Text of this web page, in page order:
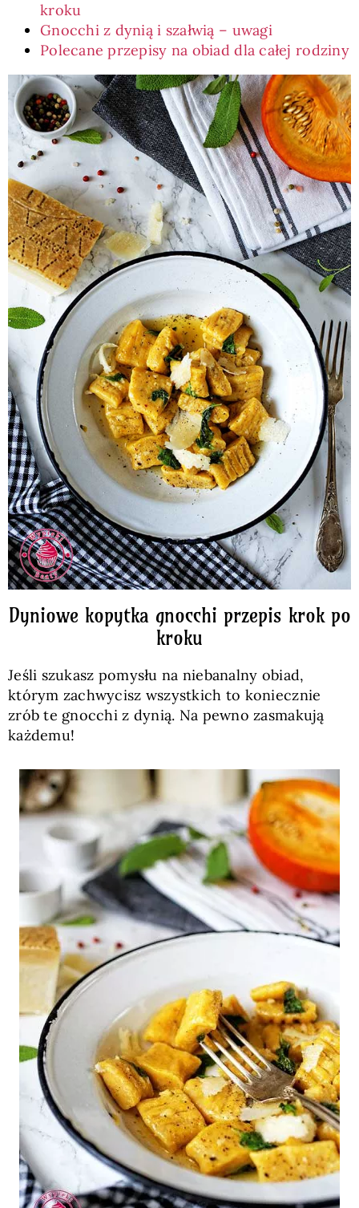
kroku
Gnocchi z dynią i szałwią – uwagi
Polecane przepisy na obiad dla całej rodziny
Dyniowe kopytka gnocchi przepis krok po
kroku
Jeśli szukasz pomysłu na niebanalny obiad,
którym zachwycisz wszystkich to koniecznie
zrób te gnocchi z dynią. Na pewno zasmakują
każdemu!